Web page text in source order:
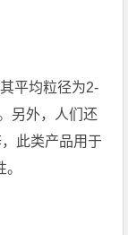
平均粒径为2-
另外，人们还
此类产品用于